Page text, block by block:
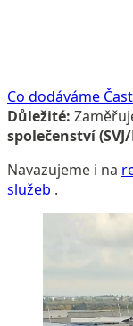
Co dodáváme
Důležité:
společenství
Navazujeme i na
služeb .